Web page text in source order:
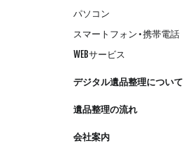
パソコン
スマートフォン・携帯電話
WEBサービス
デジタル遺品整理について
遺品整理の流れ
会社案内